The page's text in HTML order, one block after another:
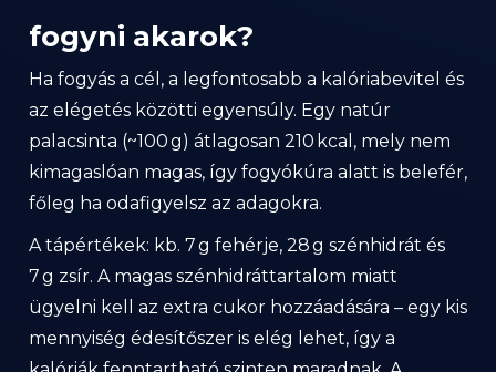
fogyni akarok?
Ha fogyás a cél, a legfontosabb a kalóriabevitel és
az elégetés közötti egyensúly. Egy natúr
palacsinta (~100 g) átlagosan 210 kcal, mely nem
kimagaslóan magas, így fogyókúra alatt is belefér,
főleg ha odafigyelsz az adagokra.
A tápértékek: kb. 7 g fehérje, 28 g szénhidrát és
7 g zsír. A magas szénhidráttartalom miatt
ügyelni kell az extra cukor hozzáadására – egy kis
mennyiség édesítőszer is elég lehet, így a